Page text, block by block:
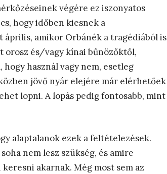
végére ez iszonyatos
hogy időben kiesnek a
amikor Orbánék a tragédiából is
orosz és/vagy kínai bűnözőktől,
használ vagy nem, esetleg
jövő nyár elejére már elérhetőek
lopni. A lopás pedig fontosabb, mint
alaptalanok ezek a feltételezések.
nem lesz szükség, és amire
akarnak. Még most sem az